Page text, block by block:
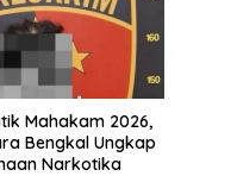
Mahakam 2026,
Bengkal Ungkap
Narkotika